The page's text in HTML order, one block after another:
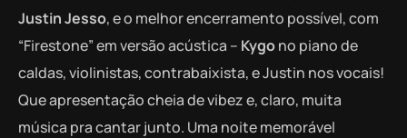
Justin Jesso, e o melhor encerramento possível, com
“Firestone” em versão acústica – Kygono piano de
caldas, violinistas, contrabaixista, e Justin nos vocais!
Que apresentação cheia de vibez e, claro, muita
música pra cantar junto. Uma noite memorável